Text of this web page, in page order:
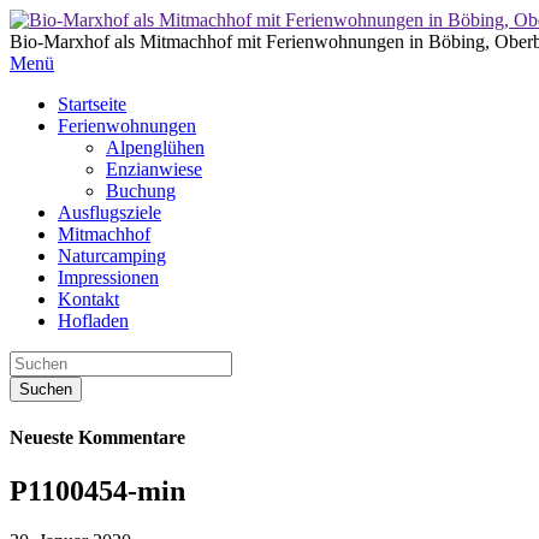
Bio-Marxhof als Mitmachhof mit Ferienwohnungen in Böbing,
Menü
Startseite
Ferienwohnungen
Alpenglühen
Enzianwiese
Buchung
Ausflugsziele
Mitmachhof
Naturcamping
Impressionen
Kontakt
Hofladen
Neueste Kommentare
P1100454-min